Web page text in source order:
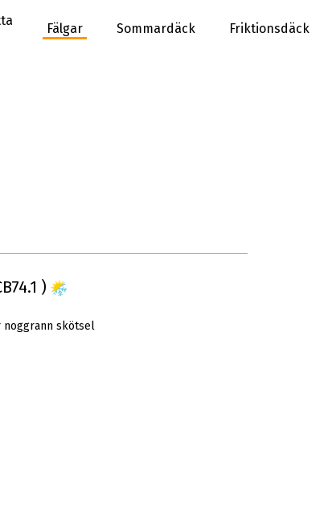
Fälgar Sommardäck Friktionsdäck
)
noggrann skötsel